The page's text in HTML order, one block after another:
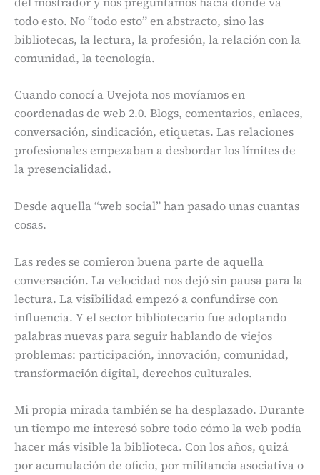
todo esto. No “todo esto” en abstracto, sino las
bibliotecas, la lectura, la profesión, la relación con la
comunidad, la tecnología.
Cuando conocí a Uvejota nos movíamos en
coordenadas de web 2.0. Blogs, comentarios, enlaces,
conversación, sindicación, etiquetas. Las relaciones
profesionales empezaban a desbordar los límites de
la presencialidad.
Desde aquella “web social” han pasado unas cuantas
cosas.
Las redes se comieron buena parte de aquella
conversación. La velocidad nos dejó sin pausa para la
lectura. La visibilidad empezó a confundirse con
influencia. Y el sector bibliotecario fue adoptando
palabras nuevas para seguir hablando de viejos
problemas: participación, innovación, comunidad,
transformación digital, derechos culturales.
Mi propia mirada también se ha desplazado. Durante
un tiempo me interesó sobre todo cómo la web podía
hacer más visible la biblioteca. Con los años, quizá
por acumulación de oficio, por militancia asociativa o